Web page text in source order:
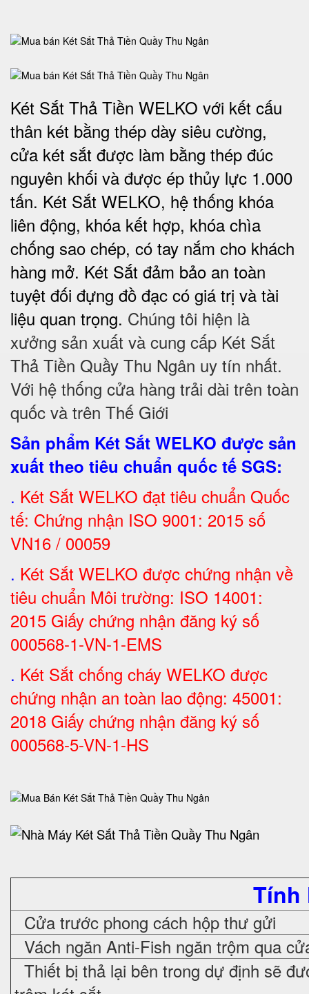
Két Sắt Thả Tiền WELKO với kết cấu
thân két bằng thép dày siêu cường,
cửa két sắt được làm bằng thép đúc
nguyên khối và được ép thủy lực 1.000
tấn. Két Sắt WELKO, hệ thống khóa
liên động, khóa kết hợp, khóa chìa
chống sao chép, có tay nắm cho khách
hàng mở. Két Sắt đảm bảo an toàn
tuyệt đối đựng đồ đạc có giá trị và tài
liệu quan trọng. Chúng tôi hiện là
xưởng sản xuất và cung cấp Két Sắt
Thả Tiền Quầy Thu Ngân uy tín nhất.
Với hệ thống cửa hàng trải dài trên toàn
quốc và trên Thế Giới
Sản phẩm Két Sắt WELKO được sản
xuất theo tiêu chuẩn quốc tế SGS:
. Két Sắt WELKO đạt tiêu chuẩn Quốc
tế: Chứng nhận ISO 9001: 2015 số
VN16 / 00059
. Két Sắt WELKO được chứng nhận về
tiêu chuẩn Môi trường: ISO 14001:
2015 Giấy chứng nhận đăng ký số
000568-1-VN-1-EMS
. Két Sắt chống cháy WELKO được
chứng nhận an toàn lao động: 45001:
2018 Giấy chứng nhận đăng ký số
000568-5-VN-1-HS
Tính
Cửa trước phong cách hộp thư gửi
Vách ngăn Anti-Fish ngăn trộm qua
Thiết bị thả lại bên trong dự định sẽ